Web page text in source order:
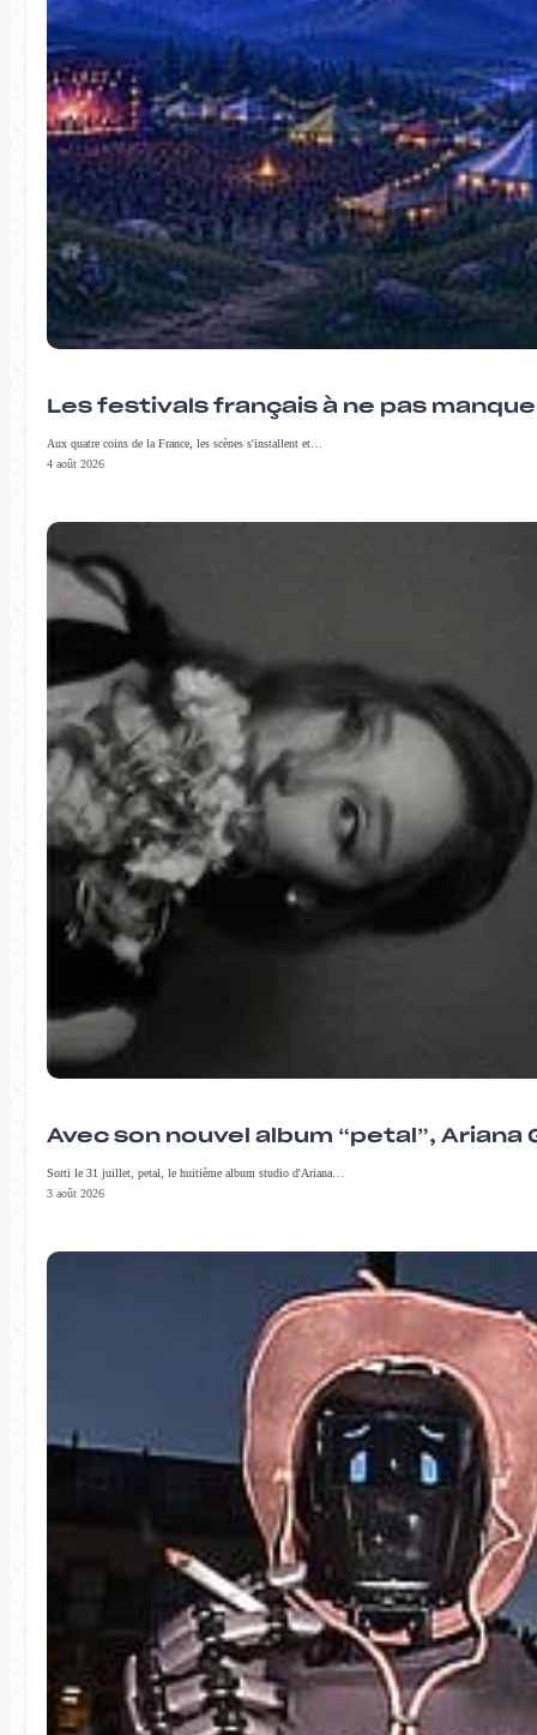
Les festivals français à ne pas
Aux quatre coins de la France, les scènes s'installent et…
4 août 2026
Avec son nouvel album “petal”,
Sorti le 31 juillet, petal, le huitième album studio d'Ariana…
3 août 2026